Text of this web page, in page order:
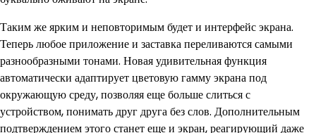
Таким же ярким и неповторимым будет и интерфейс экрана.
Теперь любое приложение и заставка переливаются самыми
разнообразными тонами. Новая удивительная функция
автоматически адаптирует цветовую гамму экрана под
окружающую среду, позволяя еще больше слиться с
устройством, понимать друг друга без слов. Дополнительным
подтверждением этого станет еще и экран, реагирующий даже